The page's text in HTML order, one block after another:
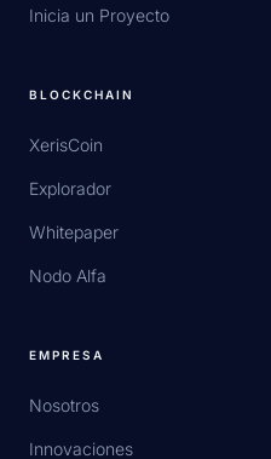
Inicia un Proyecto
BLOCKCHAIN
XerisCoin
Explorador
Whitepaper
Nodo Alfa
EMPRESA
Nosotros
Innovaciones